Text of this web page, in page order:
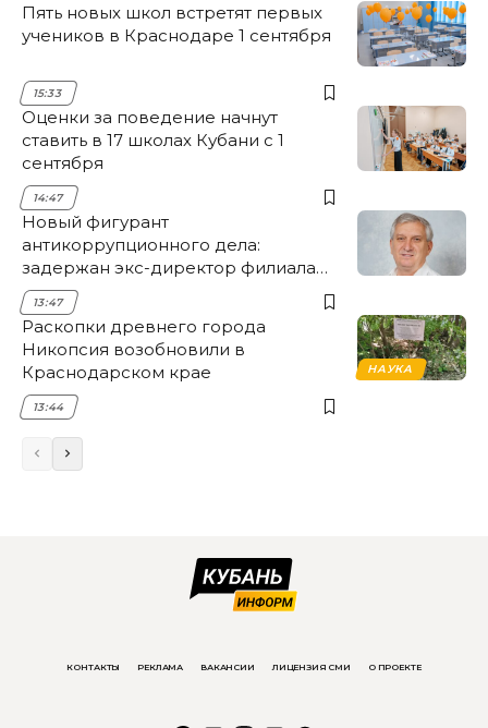
Пять новых школ встретят первых
учеников в Краснодаре 1 сентября
15:33
Оценки за поведение начнут
ставить в 17 школах Кубани с 1
сентября
14:47
Новый фигурант
антикоррупционного дела:
задержан экс-директор филиала
НЭСК Крымска
13:47
НАУКА
Раскопки древнего города
Никопсия возобновили в
Краснодарском крае
13:44
КОНТАКТЫ РЕКЛАМА ВАКАНСИИ ЛИЦЕНЗИЯ СМИ О ПРОЕКТЕ